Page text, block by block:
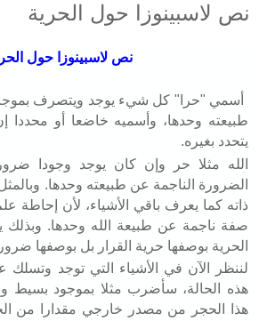
نص لاسبينوزا حول الحرية
نص لاسبينوزا حول
أسمي "حرا" كل شيء يوجد ويتصرف
طبيعته وحدها، وأسميه خاضعا أو محددا
يتحدد بغيره.
الله مثلا حر وإن كان يوجد وجودا
الضرورة الناجمة عن طبيعته وحدها.
ذاته كما يعرف باقي الأشياء، لأن إحاطة
صفة ناجمة عن طبيعة الله وحدها. وبذلك
الحرية بوصفها حرية القرار بل بوصفها
لننظر الآن في الأشياء التي توجد
هذه الحالة، سأضرب مثلا بموجود بسيط
هذا الحجر من مصدر خارجي مقدارا من